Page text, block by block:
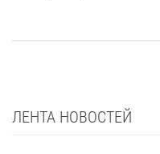
ЛЕНТА НОВОСТЕЙ